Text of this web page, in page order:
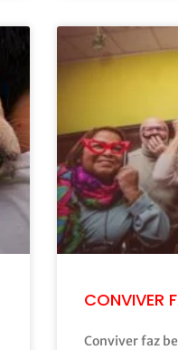
CONVIVER
Conviver faz